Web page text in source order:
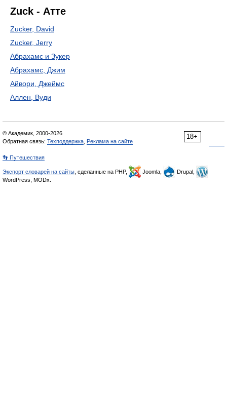
Zuck - Атте
Zucker, David
Zucker, Jerry
Абрахамс и Зукер
Абрахамс, Джим
Айвори, Джеймс
Аллен, Вуди
18+
© Академик, 2000-2026
Обратная связь: Техподдержка Реклама на сайте
👣 Путешествия
Экспорт словарей на сайты , сделанные на PHP, Joomla,
Drupal,
WordPress, MODx.